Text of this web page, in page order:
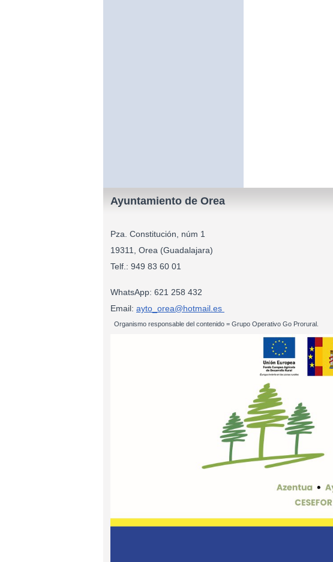
Ayuntamiento de Orea
Pza. Constitución, núm 1
19311, Orea (Guadalajara)
Telf.: 949 83 60 01
WhatsApp: 621 258 432
Email: ayto_orea@hotmail.es
Organismo responsable del contenido = Grupo Operativo Go Prorural.